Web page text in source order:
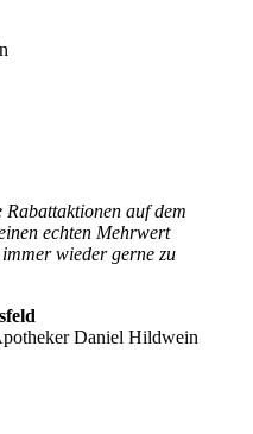
Rabattaktionen auf dem
echten Mehrwert
wieder gerne zu
Daniel Hildwein